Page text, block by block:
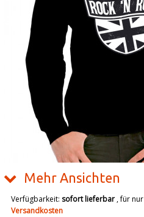
Mehr Ansichten
Verfügbarkeit: sofort lieferbar, für nur
Versandkosten